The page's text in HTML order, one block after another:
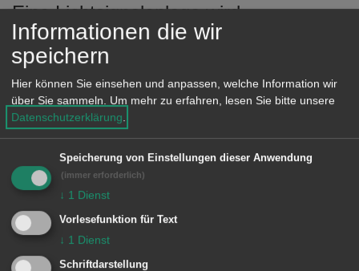
Eine Lichtsignalanlage wird
eingerichtet. Der Grund für die
Sperrung ist die Verlegung einer
Gasleitung für das Gebäude
Düsseldorfer Straße 19.
In diesem Zeitraum ist mit längeren
Wartezeiten zu rechnen. Die
Verkehrsteilnehmer werden gebeten,
den Bereich zu umfahren.
Informationen die wir
speichern
Hier können Sie einsehen und anpassen, welche Information wir
über Sie sammeln. Um mehr zu erfahren, lesen Sie bitte unsere
Datenschutzerklärung.
Speicherung von Einstellungen dieser Anwendung
(immer erforderlich)
↓ 1 Dienst
Vorlesefunktion für Text
↓ 1 Dienst
Schriftdarstellung